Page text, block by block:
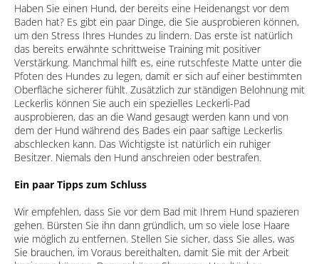
Haben Sie einen Hund, der bereits eine Heidenangst vor dem
Baden hat? Es gibt ein paar Dinge, die Sie ausprobieren können,
um den Stress Ihres Hundes zu lindern. Das erste ist natürlich
das bereits erwähnte schrittweise Training mit positiver
Verstärkung. Manchmal hilft es, eine rutschfeste Matte unter die
Pfoten des Hundes zu legen, damit er sich auf einer bestimmten
Oberfläche sicherer fühlt. Zusätzlich zur ständigen Belohnung mit
Leckerlis können Sie auch ein spezielles Leckerli-Pad
ausprobieren, das an die Wand gesaugt werden kann und von
dem der Hund während des Bades ein paar saftige Leckerlis
abschlecken kann. Das Wichtigste ist natürlich ein ruhiger
Besitzer. Niemals den Hund anschreien oder bestrafen.
Ein paar Tipps zum Schluss
Wir empfehlen, dass Sie vor dem Bad mit Ihrem Hund spazieren
gehen. Bürsten Sie ihn dann gründlich, um so viele lose Haare
wie möglich zu entfernen. Stellen Sie sicher, dass Sie alles, was
Sie brauchen, im Voraus bereithalten, damit Sie mit der Arbeit